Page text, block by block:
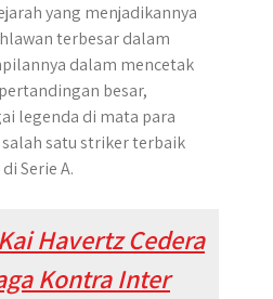
yang menjadikannya
terbesar dalam
dalam mencetak
besar,
legenda di mata para
satu striker terbaik
Serie A.
Kai Havertz Cedera
Kontra Inter